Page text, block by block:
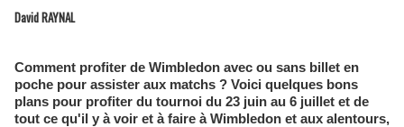
David RAYNAL
Comment profiter de Wimbledon avec ou sans billet en
poche pour assister aux matchs ? Voici quelques bons
plans pour profiter du tournoi du 23 juin au 6 juillet et de
tout ce qu'il y à voir et à faire à Wimbledon et aux alentours,